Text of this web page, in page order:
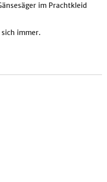
im Prachtkleid
immer.